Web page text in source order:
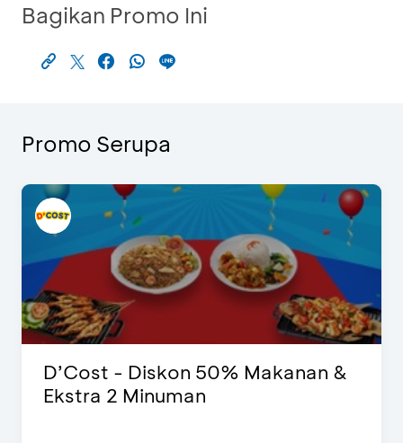
Bagikan Promo Ini
Promo Serupa
D’Cost - Diskon 50% Makanan &
Ekstra 2 Minuman